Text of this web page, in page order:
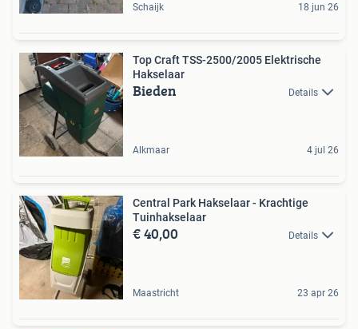
Schaijk 18 jun 26
Top Craft TSS-2500/2005 Elektrische
Hakselaar
Bieden Details
Alkmaar 4 jul 26
Central Park Hakselaar - Krachtige
Tuinhakselaar
€ 40,00 Details
Maastricht 23 apr 26